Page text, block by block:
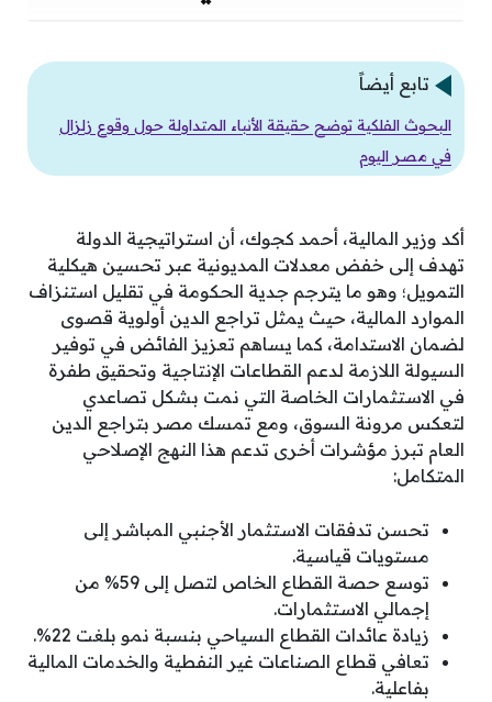
تابع أيضاً
البحوث الفلكية توضح حقيقة الأنباء المتداولة حول وقوع زلزال
في مصر اليوم
أكد وزير المالية، أحمد كجوك، أن استراتيجية الدولة
تهدف إلى خفض معدلات المديونية عبر تحسين هيكلية
التمويل؛ وهو ما يترجم جدية الحكومة في تقليل استنزاف
الموارد المالية، حيث يمثل تراجع الدين أولوية قصوى
لضمان الاستدامة، كما يساهم تعزيز الفائض في توفير
السيولة اللازمة لدعم القطاعات الإنتاجية وتحقيق طفرة
في الاستثمارات الخاصة التي نمت بشكل تصاعدي
لتعكس مرونة السوق، ومع تمسك مصر بتراجع الدين
العام تبرز مؤشرات أخرى تدعم هذا النهج الإصلاحي
المتكامل:
تحسن تدفقات الاستثمار الأجنبي المباشر إلى
مستويات قياسية.
توسع حصة القطاع الخاص لتصل إلى 59% من
إجمالي الاستثمارات.
زيادة عائدات القطاع السياحي بنسبة نمو بلغت 22%.
تعافي قطاع الصناعات غير النفطية والخدمات المالية
بفاعلية.